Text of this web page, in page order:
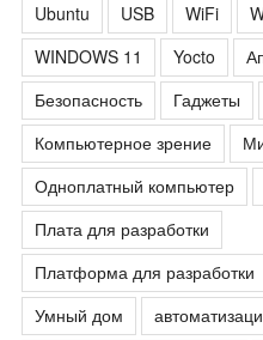
Ubuntu
USB WiFi
WINDOWS 11
Yocto
Безопасность
Гаджеты
Компьютерное зрение
Одноплатный компьютер
Плата для разработки
Платформа для разработки
Умный дом